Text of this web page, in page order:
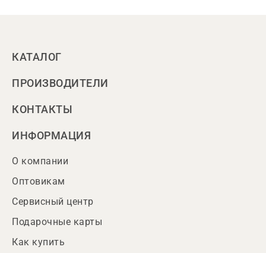
КАТАЛОГ
ПРОИЗВОДИТЕЛИ
КОНТАКТЫ
ИНФОРМАЦИЯ
О компании
Оптовикам
Сервисный центр
Подарочные карты
Как купить